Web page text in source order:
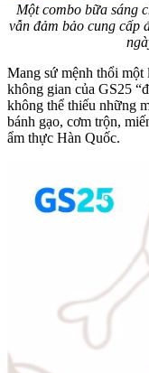
Một combo bữa sáng
vẫn đảm bảo cung cấp
Mang sứ mệnh thổi
không gian của GS25
không thể thiếu những
bánh gạo, cơm trộn,
ẩm thực Hàn Quốc.